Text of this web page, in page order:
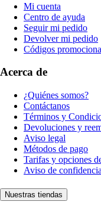
Mi cuenta
Centro de ayuda
Seguir mi pedido
Devolver mi pedido
Códigos
Acerca de
¿Quiénes somos?
Contáctanos
Términos y
Devoluciones y
Aviso legal
Métodos de pago
Tarifas y opciones
Aviso de
Nuestras tiendas